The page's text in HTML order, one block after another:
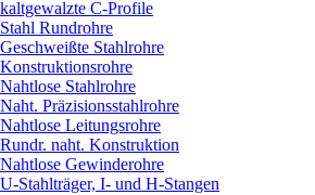
kaltgewalzte C-Profile
Stahl Rundrohre
Geschweißte Stahlrohre
Konstruktionsrohre
Nahtlose Stahlrohre
Naht. Präzisionsstahlrohre
Nahtlose Leitungsrohre
Rundr. naht. Konstruktion
Nahtlose Gewinderohre
U-Stahlträger, I- und H-Stangen